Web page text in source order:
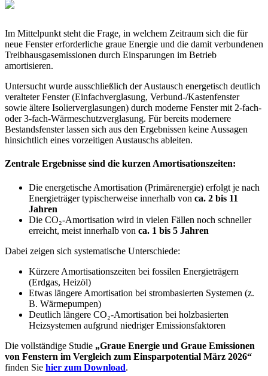
Im Mittelpunkt steht die Frage, in welchem Zeitraum sich die für
neue Fenster erforderliche graue Energie und die damit verbundenen
Treibhausgasemissionen durch Einsparungen im Betrieb
amortisieren.
Untersucht wurde ausschließlich der Austausch energetisch deutlich
veralteter Fenster (Einfachverglasung, Verbund-/Kastenfenster
sowie ältere Isolierverglasungen) durch moderne Fenster mit 2-fach-
oder 3-fach-Wärmeschutzverglasung. Für bereits modernere
Bestandsfenster lassen sich aus den Ergebnissen keine Aussagen
hinsichtlich eines vorzeitigen Austauschs ableiten.
Zentrale Ergebnisse sind die kurzen Amortisationszeiten:
Die energetische Amortisation (Primärenergie) erfolgt je nach
Energieträger typischerweise innerhalb von ca. 2 bis 11
Jahren
Die CO₂-Amortisation wird in vielen Fällen noch schneller
erreicht, meist innerhalb von ca. 1 bis 5 Jahren
Dabei zeigen sich systematische Unterschiede:
Kürzere Amortisationszeiten bei fossilen Energieträgern
(Erdgas, Heizöl)
Etwas längere Amortisation bei strombasierten Systemen (z.
B. Wärmepumpen)
Deutlich längere CO₂-Amortisation bei holzbasierten
Heizsystemen aufgrund niedriger Emissionsfaktoren
Die vollständige Studie „Graue Energie und Graue Emissionen
von Fenstern im Vergleich zum Einsparpotential März 2026“
finden Sie hier zum Download.